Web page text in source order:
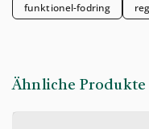
funktionel-fodring
Ähnliche Produkte